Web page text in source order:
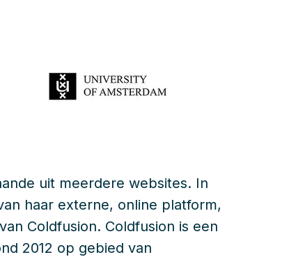
uit meerdere websites. In
haar externe, online platform,
Coldfusion. Coldfusion is een
2012 op gebied van